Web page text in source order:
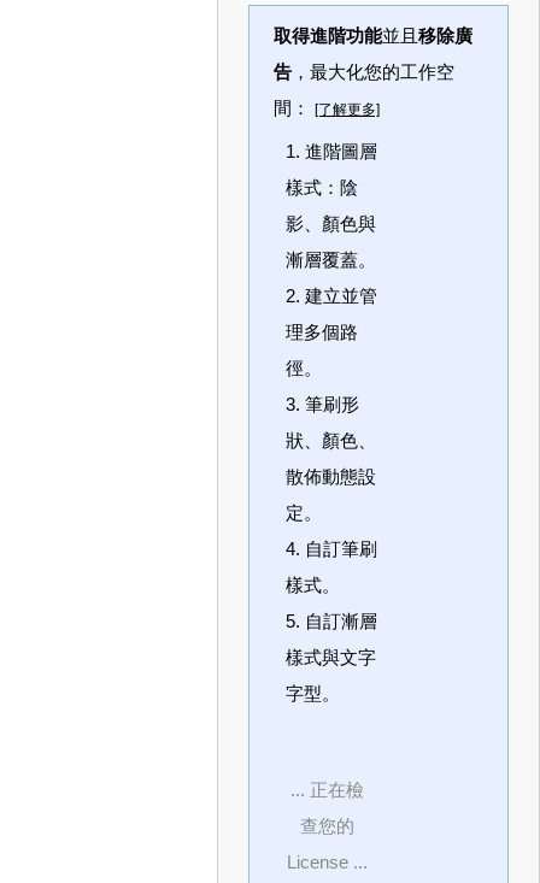
取得進階功能並且 移除廣
告 ，最大化您的工作空
間：
[了解更多]
1. 進階圖層
樣式：陰
影、顏色與
漸層覆蓋。
2. 建立並管
理多個路
徑。
3. 筆刷形
狀、顏色、
散佈動態設
定。
4. 自訂筆刷
樣式。
5. 自訂漸層
樣式與文字
字型。
... 正在檢
查您的
License ...